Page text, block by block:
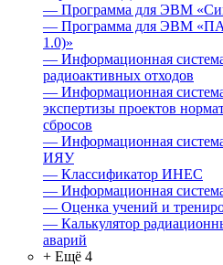
— Программа для ЭВМ
— Программа для ЭВМ
1.0)»
— Информационная
радиоактивных отходов
— Информационная
экспертизы проектов
сбросов
— Информационная
ИЯУ
— Классификатор ИНЕС
— Информационная
— Оценка учений и
— Калькулятор
аварий
+ Ещё 4